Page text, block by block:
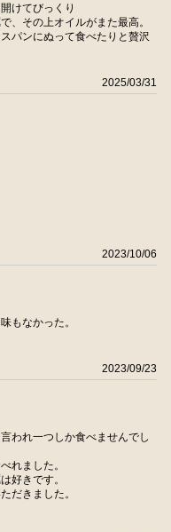
けてびっくり
、その上オイルがまた最高。
パンにぬって食べたりと贅沢
2025/03/31
2023/10/06
もなかった。
2023/09/23
われ一つしか食べませんでし
れました。
好きです。
だきました。